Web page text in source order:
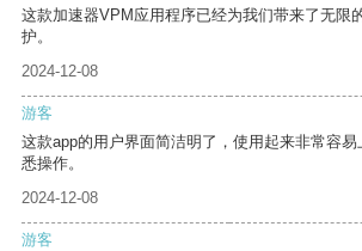
这款加速器VPM应用程序已经为我们带来了无限
护。
2024-12-08
游客
这款app的用户界面简洁明了，使用起来非常容
悉操作。
2024-12-08
游客